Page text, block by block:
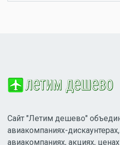
Сайт "Летим дешево"
авиакомпаниях-
авиакомпаниях, акциях,